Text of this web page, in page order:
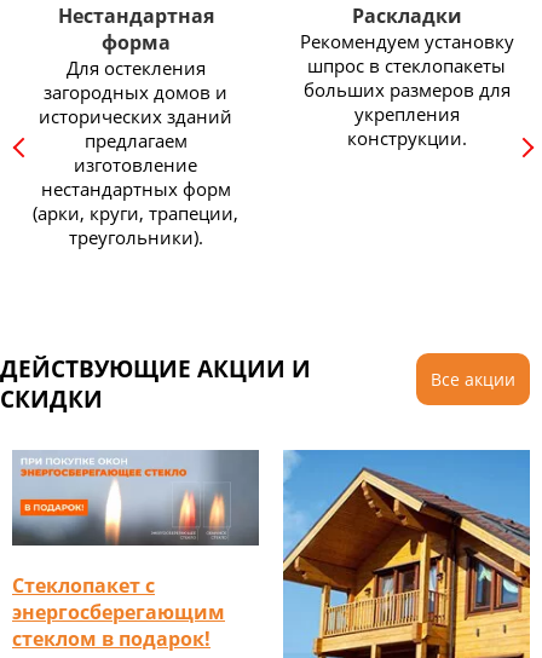
Нестандартная
форма
Для остекления
загородных домов и
исторических зданий
предлагаем
изготовление
нестандартных форм
(арки, круги, трапеции,
треугольники).
Раскладки
Рекомендуем установку
шпрос в стеклопакеты
больших размеров для
укрепления
конструкции.
Все акции
ДЕЙСТВУЮЩИЕ АКЦИИ И
СКИДКИ
Стеклопакет с
энергосберегающим
стеклом в подарок!